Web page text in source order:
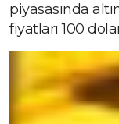
piyasasında
fiyatları 100